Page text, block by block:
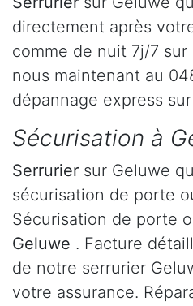
directement après
comme de nuit 7j/7
nous maintenant au
dépannage express
Sécurisation à
Serrurier sur Geluwe
sécurisation de porte
Sécurisation de porte
Geluwe . Facture
de notre serrurier
votre assurance.